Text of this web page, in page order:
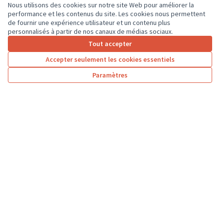
Nous utilisons des cookies sur notre site Web pour améliorer la
performance et les contenus du site. Les cookies nous permettent
de fournir une expérience utilisateur et un contenu plus
personnalisés à partir de nos canaux de médias sociaux.
Tout accepter
Accepter seulement les cookies essentiels
Paramètres
Résultats par page : 100
3 … 7